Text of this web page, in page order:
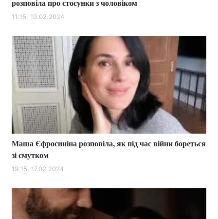
розповіла про стосунки з чоловіком
11:15, 19.02.2024
Маша Єфросиніна розповіла, як під час війни бореться
зі смутком
19:15, 17.02.2024